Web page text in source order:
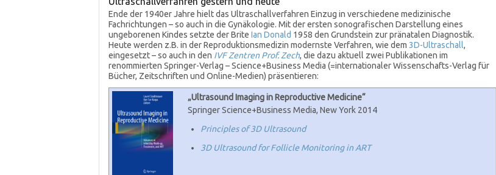
Ende der 1940er Jahre hielt das Ultraschallverfahren Einzug in verschiedene medizinische
Fachrichtungen – so auch in die Gynäkologie. Mit der ersten sonografischen Darstellung eines
ungeborenen Kindes setzte der Brite Ian Donald 1958 den Grundstein zur pränatalen Diagnostik.
Heute werden z.B. in der Reproduktionsmedizin modernste Verfahren, wie dem 3D-Ultraschall,
eingesetzt – so auch in den IVF Zentren Prof. Zech, die dazu aktuell zwei Publikationen im
renommierten Springer-Verlag – Science+Business Media (=internationaler Wissenschafts-Verlag für
Bücher, Zeitschriften und Online-Medien) präsentieren:
„Ultrasound Imaging in Reproductive Medicine“
Springer Science+Business Media, New York 2014
Principles of 3D Ultrasound
3D Ultrasound for Follicle Monitoring in ART